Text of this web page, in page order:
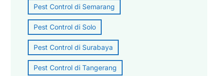
Pest Control di Semarang
Pest Control di Solo
Pest Control di Surabaya
Pest Control di Tangerang